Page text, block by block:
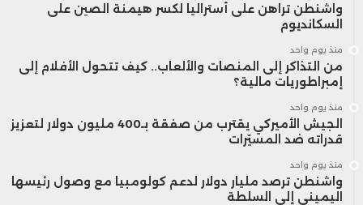
واشنطن تراهن على أستراليا لكسر هيمنة الصين على
السكانديوم
منذ يوم واحد
من التذاكر إلى المنصات والألعاب.. كيف تتحول الأفلام إلى
إمبراطوريات مالية؟
منذ يوم واحد
الجيش الأميركي يقترب من صفقة بـ400 مليون دولار لتعزيز
قدراته ضد المسيّرات
منذ يوم واحد
واشنطن ترصد مليار دولار لدعم كولومبيا مع وصول رئيسها
اليميني إلى السلطة